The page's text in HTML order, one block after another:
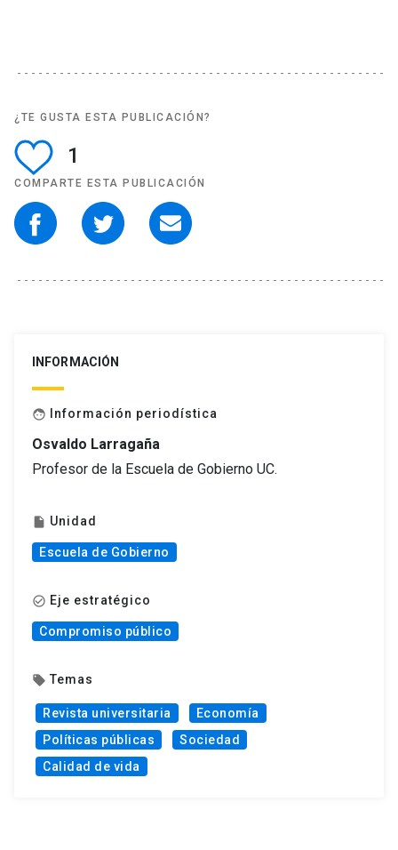
¿TE GUSTA ESTA PUBLICACIÓN?
1
COMPARTE ESTA PUBLICACIÓN
INFORMACIÓN
face Información periodística
Osvaldo Larragaña
Profesor de la Escuela de Gobierno UC.
insert_drive_file Unidad
Escuela de Gobierno
check_circle_outline Eje estratégico
Compromiso público
local_offer Temas
Revista universitaria
Economía
Políticas públicas
Sociedad
Calidad de vida